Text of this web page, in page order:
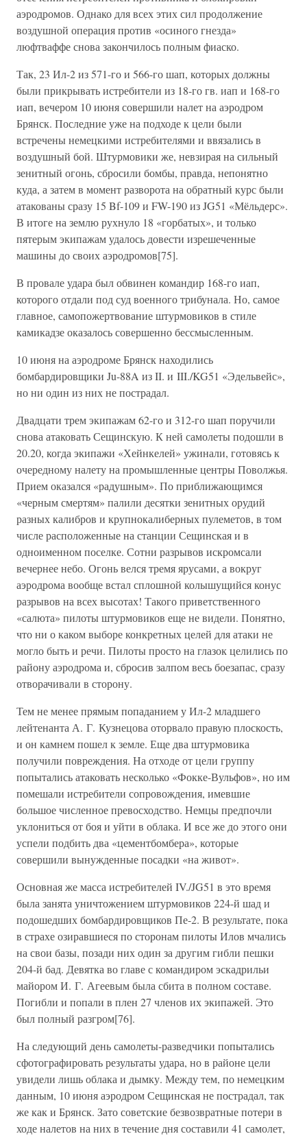
аэродромов. Однако для всех этих сил продолжение
воздушной операция против «осиного гнезда»
люфтваффе снова закончилось полным фиаско.
Так, 23 Ил-2 из 571-го и 566-го шап, которых должны
были прикрывать истребители из 18-го гв. иап и 168-го
иап, вечером 10 июня совершили налет на аэродром
Брянск. Последние уже на подходе к цели были
встречены немецкими истребителями и ввязались в
воздушный бой. Штурмовики же, невзирая на сильный
зенитный огонь, сбросили бомбы, правда, непонятно
куда, а затем в момент разворота на обратный курс были
атакованы сразу 15 Bf-109 и FW-190 из JG51 «Мёльдерс».
В итоге на землю рухнуло 18 «горбатых», и только
пятерым экипажам удалось довести изрешеченные
машины до своих аэродромов[75].
В провале удара был обвинен командир 168-го иап,
которого отдали под суд военного трибунала. Но, самое
главное, самопожертвование штурмовиков в стиле
камикадзе оказалось совершенно бессмысленным.
10 июня на аэродроме Брянск находились
бомбардировщики Ju-88A из II. и III./KG51 «Эдельвейс»,
но ни один из них не пострадал.
Двадцати трем экипажам 62-го и 312-го шап поручили
снова атаковать Сещинскую. К ней самолеты подошли в
20.20, когда экипажи «Хейнкелей» ужинали, готовясь к
очередному налету на промышленные центры Поволжья.
Прием оказался «радушным». По приближающимся
«черным смертям» палили десятки зенитных орудий
разных калибров и крупнокалиберных пулеметов, в том
числе расположенные на станции Сещинская и в
одноименном поселке. Сотни разрывов искромсали
вечернее небо. Огонь велся тремя ярусами, а вокруг
аэродрома вообще встал сплошной колышущийся конус
разрывов на всех высотах! Такого приветственного
«салюта» пилоты штурмовиков еще не видели. Понятно,
что ни о каком выборе конкретных целей для атаки не
могло быть и речи. Пилоты просто на глазок целились по
району аэродрома и, сбросив залпом весь боезапас, сразу
отворачивали в сторону.
Тем не менее прямым попаданием у Ил-2 младшего
лейтенанта А. Г. Кузнецова оторвало правую плоскость,
и он камнем пошел к земле. Еще два штурмовика
получили повреждения. На отходе от цели группу
попытались атаковать несколько «Фокке-Вульфов», но им
помешали истребители сопровождения, имевшие
большое численное превосходство. Немцы предпочли
уклониться от боя и уйти в облака. И все же до этого они
успели подбить два «цементбомбера», которые
совершили вынужденные посадки «на живот».
Основная же масса истребителей IV./JG51 в это время
была занята уничтожением штурмовиков 224-й шад и
подошедших бомбардировщиков Пе-2. В результате, пока
в страхе озиравшиеся по сторонам пилоты Илов мчались
на свои базы, позади них один за другим гибли пешки
204-й бад. Девятка во главе с командиром эскадрильи
майором И. Г. Агеевым была сбита в полном составе.
Погибли и попали в плен 27 членов их экипажей. Это
был полный разгром[76].
На следующий день самолеты-разведчики попытались
сфотографировать результаты удара, но в районе цели
увидели лишь облака и дымку. Между тем, по немецким
данным, 10 июня аэродром Сещинская не пострадал, так
же как и Брянск. Зато советские безвозвратные потери в
ходе налетов на них в течение дня составили 41 самолет,